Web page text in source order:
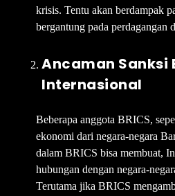
krisis. Tentu akan berdampak
bergantung pada perdagangan
Ancaman Sanksi
Internasional
Beberapa anggota BRICS,
ekonomi dari negara-negara
dalam BRICS bisa membuat,
hubungan dengan negara-
Terutama jika BRICS